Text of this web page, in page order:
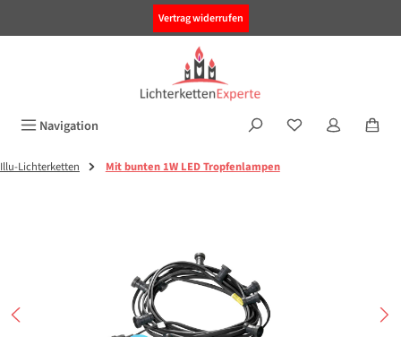
Vertrag widerrufen
Navigation
Illu-Lichterketten Mit bunten 1W LED Tropfenlampen